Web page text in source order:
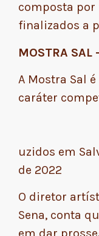
composta
finalizados a
MOSTRA SAL
A Mostra Sal
caráter
uzidos em
de 2022
O diretor
Sena, conta